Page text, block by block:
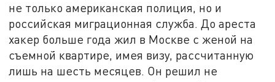
не только американская полиция, но и
российская миграционная служба. До ареста
хакер больше года жил в Москве с женой на
съемной квартире, имея визу, рассчитанную
лишь на шесть месяцев. Он решил не